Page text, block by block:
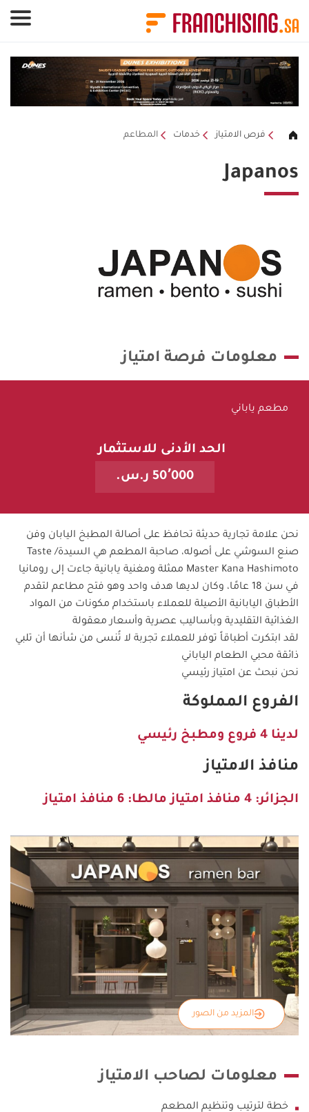
فرص الامتياز خدمات المطاعم
Japanos
معلومات فرصة امتياز
مطعم ياباني
الحد الأدنى للاستثمار
50٬000 ر.س.
نحن علامة تجارية حديثة تحافظ على أصالة المطبخ اليابان وفن
صنع السوشي على أصوله، صاحبة المطعم هي السيدة/ Taste
Master Kana Hashimoto ممثلة ومغنية يابانية جاءت إلى رومانيا
في سن 18 عامًا، وكان لديها هدف واحد وهو فتح مطاعم لتقدم
الأطباق اليابانية الأصيلة للعملاء باستخدام مكونات من المواد
الغذائية التقليدية وبأساليب عصرية وأسعار معقولة
لقد ابتكرت أطباقاً توفر للعملاء تجربة لا تُنسى من شأنها أن تلبي
ذائقة محبي الطعام الياباني
نحن نبحث عن امتياز رئيسي
الفروع المملوكة
لدينا 4 فروع ومطبخ رئيسي
منافذ الامتياز
الجزائر: 4 منافذ امتياز مالطا: 6 منافذ امتياز
المزيد من الصور
معلومات لصاحب الامتياز
خطة لترتيب وتنظيم المطعم
لوحة إدارة ملفات تعريف الارتباط